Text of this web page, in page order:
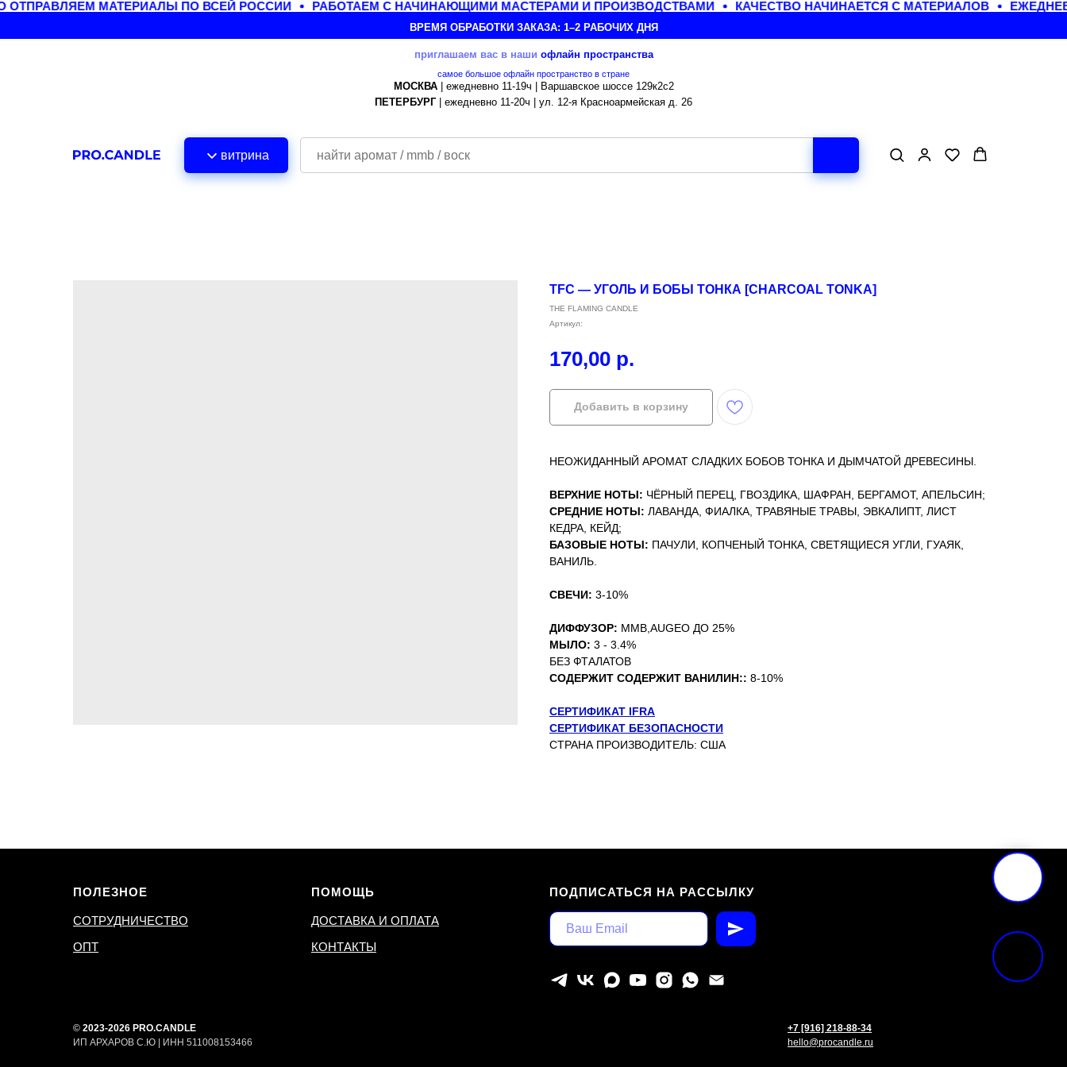
МАТЕРИАЛЫ ПО ВСЕЙ РОССИИ РАБОТАЕМ С НАЧИНАЮЩИМИ МАСТЕРАМИ И ПРОИЗВОДСТВАМИ КАЧЕСТВО НАЧИНАЕТСЯ С МАТЕРИАЛОВ
ВРЕМЯ ОБРАБОТКИ ЗАКАЗА: 1–2 РАБОЧИХ ДНЯ
приглашаем вас в наши офлайн пространства
самое большое офлайн пространство в стране
МОСКВА| ежедневно 11-19ч | Варшавское шоссе 129к2с2
ПЕТЕРБУРГ| ежедневно 11-20ч | ул. 12-я Красноармейская д. 26
витрина
TFC — УГОЛЬ И БОБЫ ТОНКА [CHARCOAL TONKA]
THE FLAMING CANDLE
Артикул:
170,00 р.
Добавить в корзину
НЕОЖИДАННЫЙ АРОМАТ СЛАДКИХ БОБОВ ТОНКА И ДЫМЧАТОЙ ДРЕВЕСИНЫ.
ВЕРХНИЕ НОТЫ: ЧЁРНЫЙ ПЕРЕЦ, ГВОЗДИКА, ШАФРАН, БЕРГАМОТ, АПЕЛЬСИН;
СРЕДНИЕ НОТЫ: ЛАВАНДА, ФИАЛКА, ТРАВЯНЫЕ ТРАВЫ, ЭВКАЛИПТ, ЛИСТ
КЕДРА, КЕЙД;
БАЗОВЫЕ НОТЫ: ПАЧУЛИ, КОПЧЕНЫЙ ТОНКА, СВЕТЯЩИЕСЯ УГЛИ, ГУАЯК,
ВАНИЛЬ.
СВЕЧИ: 3-10%
ДИФФУЗОР: MMB,AUGEO ДО 25%
МЫЛО: 3 - 3.4%
БЕЗ ФТАЛАТОВ
СОДЕРЖИТ СОДЕРЖИТ ВАНИЛИН:: 8-10%
СЕРТИФИКАТ IFRA
СЕРТИФИКАТ БЕЗОПАСНОСТИ
СТРАНА ПРОИЗВОДИТЕЛЬ: США
ПОЛЕЗНОЕ
СОТРУДНИЧЕСТВО
ОПТ
ПОМОЩЬ
ДОСТАВКА И ОПЛАТА
КОНТАКТЫ
ПОДПИСАТЬСЯ НА РАССЫЛКУ
© 2023-2026 PRO.CANDLE
ИП АРХАРОВ С.Ю | ИНН 511008153466
+7 [916] 218-88-34
hello@procandle.ru